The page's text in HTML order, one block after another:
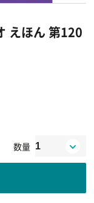
えほん 第120
数量